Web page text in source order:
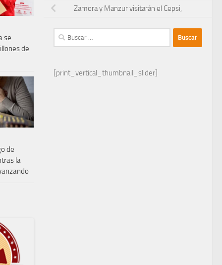
Zamora y Manzur visitarán el Cepsi,
Buscar:
[print_vertical_thumbnail_slider]
se
de
de
la